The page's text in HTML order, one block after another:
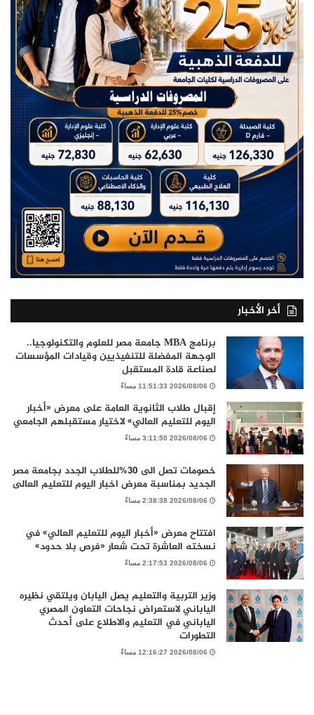
أخر الأخبار
برنامج MBA جامعة مصر للعلوم والتكنولوجيا..
الوجهة المفضلة للتنفيذيين وقيادات المؤسسات
لصناعة قادة المستقبل
2026/08/06 11:51:33 مساءً
إقبال طلاب الثانوية العامة على معرض «أخبار
اليوم للتعليم العالي» لاختيار مستقبلهم الجامعي
2026/08/06 3:11:50 مساءً
خصومات تصل الى 30%للطلاب الجدد بجامعة مصر
الجديد بمناسبة معرض اخبار اليوم للتعليم العالى
2026/08/06 2:38:38 مساءً
افتتاح معرض «أخبار اليوم للتعليم العالي» في
نسخته العاشرة تحت شعار «فرص بلا حدود»
2026/08/06 2:17:53 مساءً
وزير التربية والتعليم يصل اليابان ويلتقي نظيره
الياباني لاستعراض نجاحات التعاون المصري
الياباني في التعليم والاطلاع على أحدث
التطورات
2026/08/06 12:16:27 مساءً